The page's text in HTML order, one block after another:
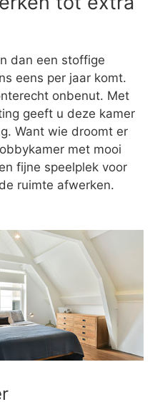
dan een stoffige
eens per jaar komt.
onbenut. Met
geeft u deze kamer
Want wie droomt er
met mooi
fijne speelplek voor
ruimte afwerken.